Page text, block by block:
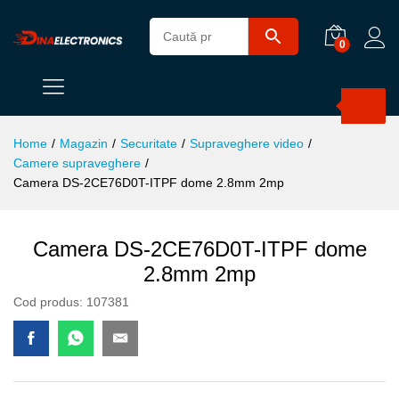
0
Home / Magazin / Securitate / Supraveghere video /
Camere supraveghere /
Camera DS-2CE76D0T-ITPF dome 2.8mm 2mp
Camera DS-2CE76D0T-ITPF dome
2.8mm 2mp
Cod produs: 107381